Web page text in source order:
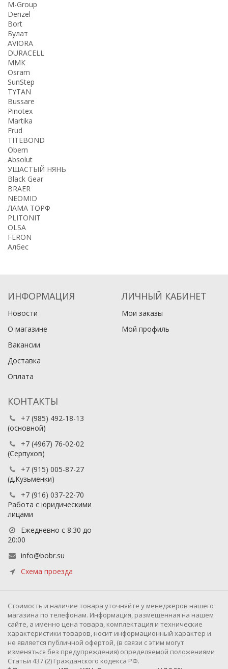
M-Group
Denzel
Bort
Булат
AVIORA
DURACELL
ММК
Osram
SunStep
TYTAN
Bussare
Pinotex
Martika
Frud
TITEBOND
Obern
Absolut
УШАСТЫЙ НЯНЬ
Black Gear
BRAER
NEOMID
ЛАМА ТОРФ
PLITONIT
OLSA
FERON
Албес
ИНФОРМАЦИЯ
Новости
О магазине
Вакансии
Доставка
Оплата
ЛИЧНЫЙ КАБИНЕТ
Мои заказы
Мой профиль
КОНТАКТЫ
+7 (985) 492-18-13
(основной)
+7 (4967) 76-02-02
(Серпухов)
+7 (915) 005-87-27
(д.Кузьменки)
+7 (916) 037-22-70
Работа с юридическими
лицами
Ежедневно с 8:30 до
20:00
info@bobr.su
Схема проезда
Cтоимость и наличие товара уточняйте у менеджеров нашего
магазина по телефонам. Информация, размещенная на нашем
сайте, а именно цена товара, комплектация и технические
характеристики товаров, носит информационный характер и
не является публичной офертой, (в связи с этим могут
изменяться без предупреждения) определяемой положениями
Статьи 437 (2) Гражданского кодекса РФ.